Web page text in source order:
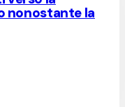
nonostante la